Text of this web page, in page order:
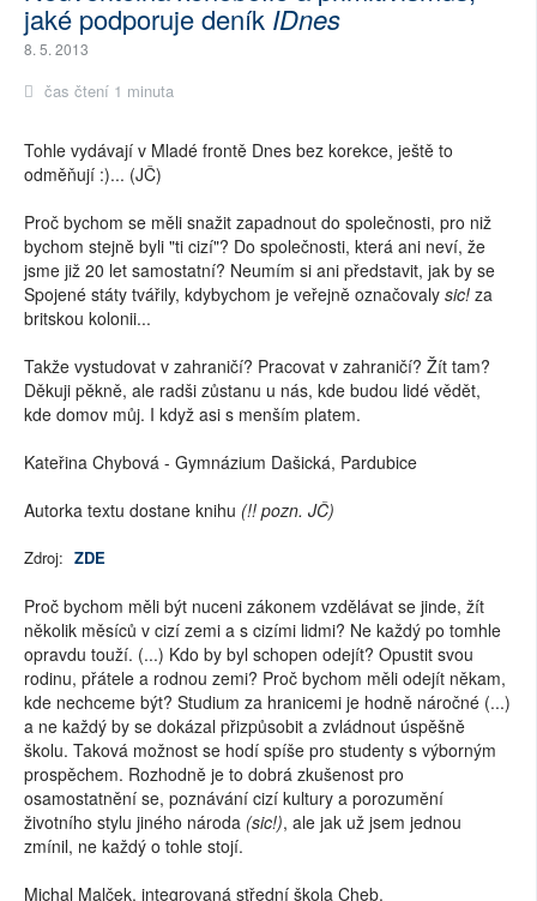
jaké podporuje deník IDnes
8. 5. 2013
čas čtení 1 minuta
Tohle vydávají v Mladé frontě Dnes bez korekce, ještě to
odměňují :)... (JČ)
Proč bychom se měli snažit zapadnout do společnosti, pro niž
bychom stejně byli "ti cizí"? Do společnosti, která ani neví, že
jsme již 20 let samostatní? Neumím si ani představit, jak by se
Spojené státy tvářily, kdybychom je veřejně označovaly sic! za
britskou kolonii...
Takže vystudovat v zahraničí? Pracovat v zahraničí? Žít tam?
Děkuji pěkně, ale radši zůstanu u nás, kde budou lidé vědět,
kde domov můj. I když asi s menším platem.
Kateřina Chybová - Gymnázium Dašická, Pardubice
Autorka textu dostane knihu (!! pozn. JČ)
Zdroj: ZDE
Proč bychom měli být nuceni zákonem vzdělávat se jinde, žít
několik měsíců v cizí zemi a s cizími lidmi? Ne každý po tomhle
opravdu touží. (...) Kdo by byl schopen odejít? Opustit svou
rodinu, přátele a rodnou zemi? Proč bychom měli odejít někam,
kde nechceme být? Studium za hranicemi je hodně náročné (...)
a ne každý by se dokázal přizpůsobit a zvládnout úspěšně
školu. Taková možnost se hodí spíše pro studenty s výborným
prospěchem. Rozhodně je to dobrá zkušenost pro
osamostatnění se, poznávání cizí kultury a porozumění
životního stylu jiného národa (sic!), ale jak už jsem jednou
zmínil, ne každý o tohle stojí.
Michal Malček, integrovaná střední škola Cheb.